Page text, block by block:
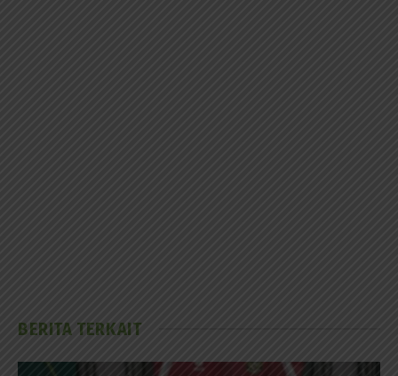
BERITA TERKAIT